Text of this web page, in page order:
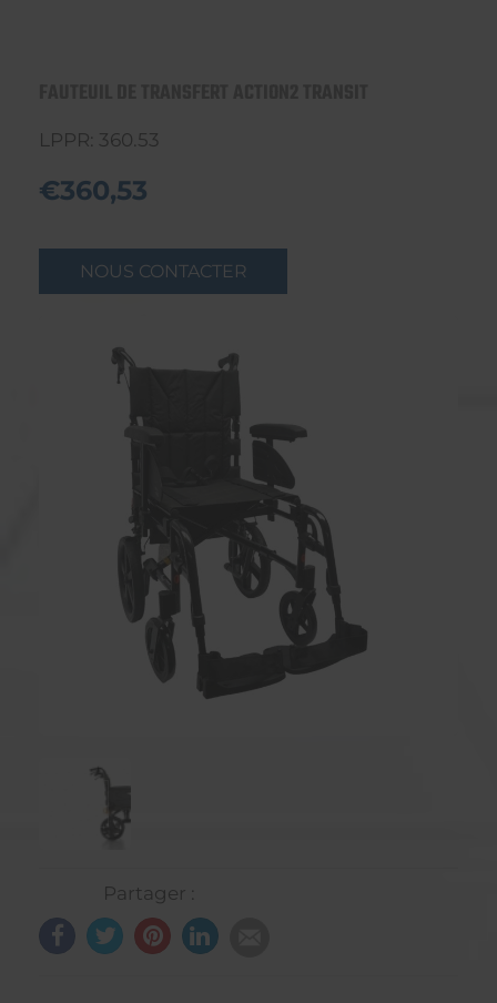
LPPR: 360.53
€360,53
NOUS CONTACTER
Partager :